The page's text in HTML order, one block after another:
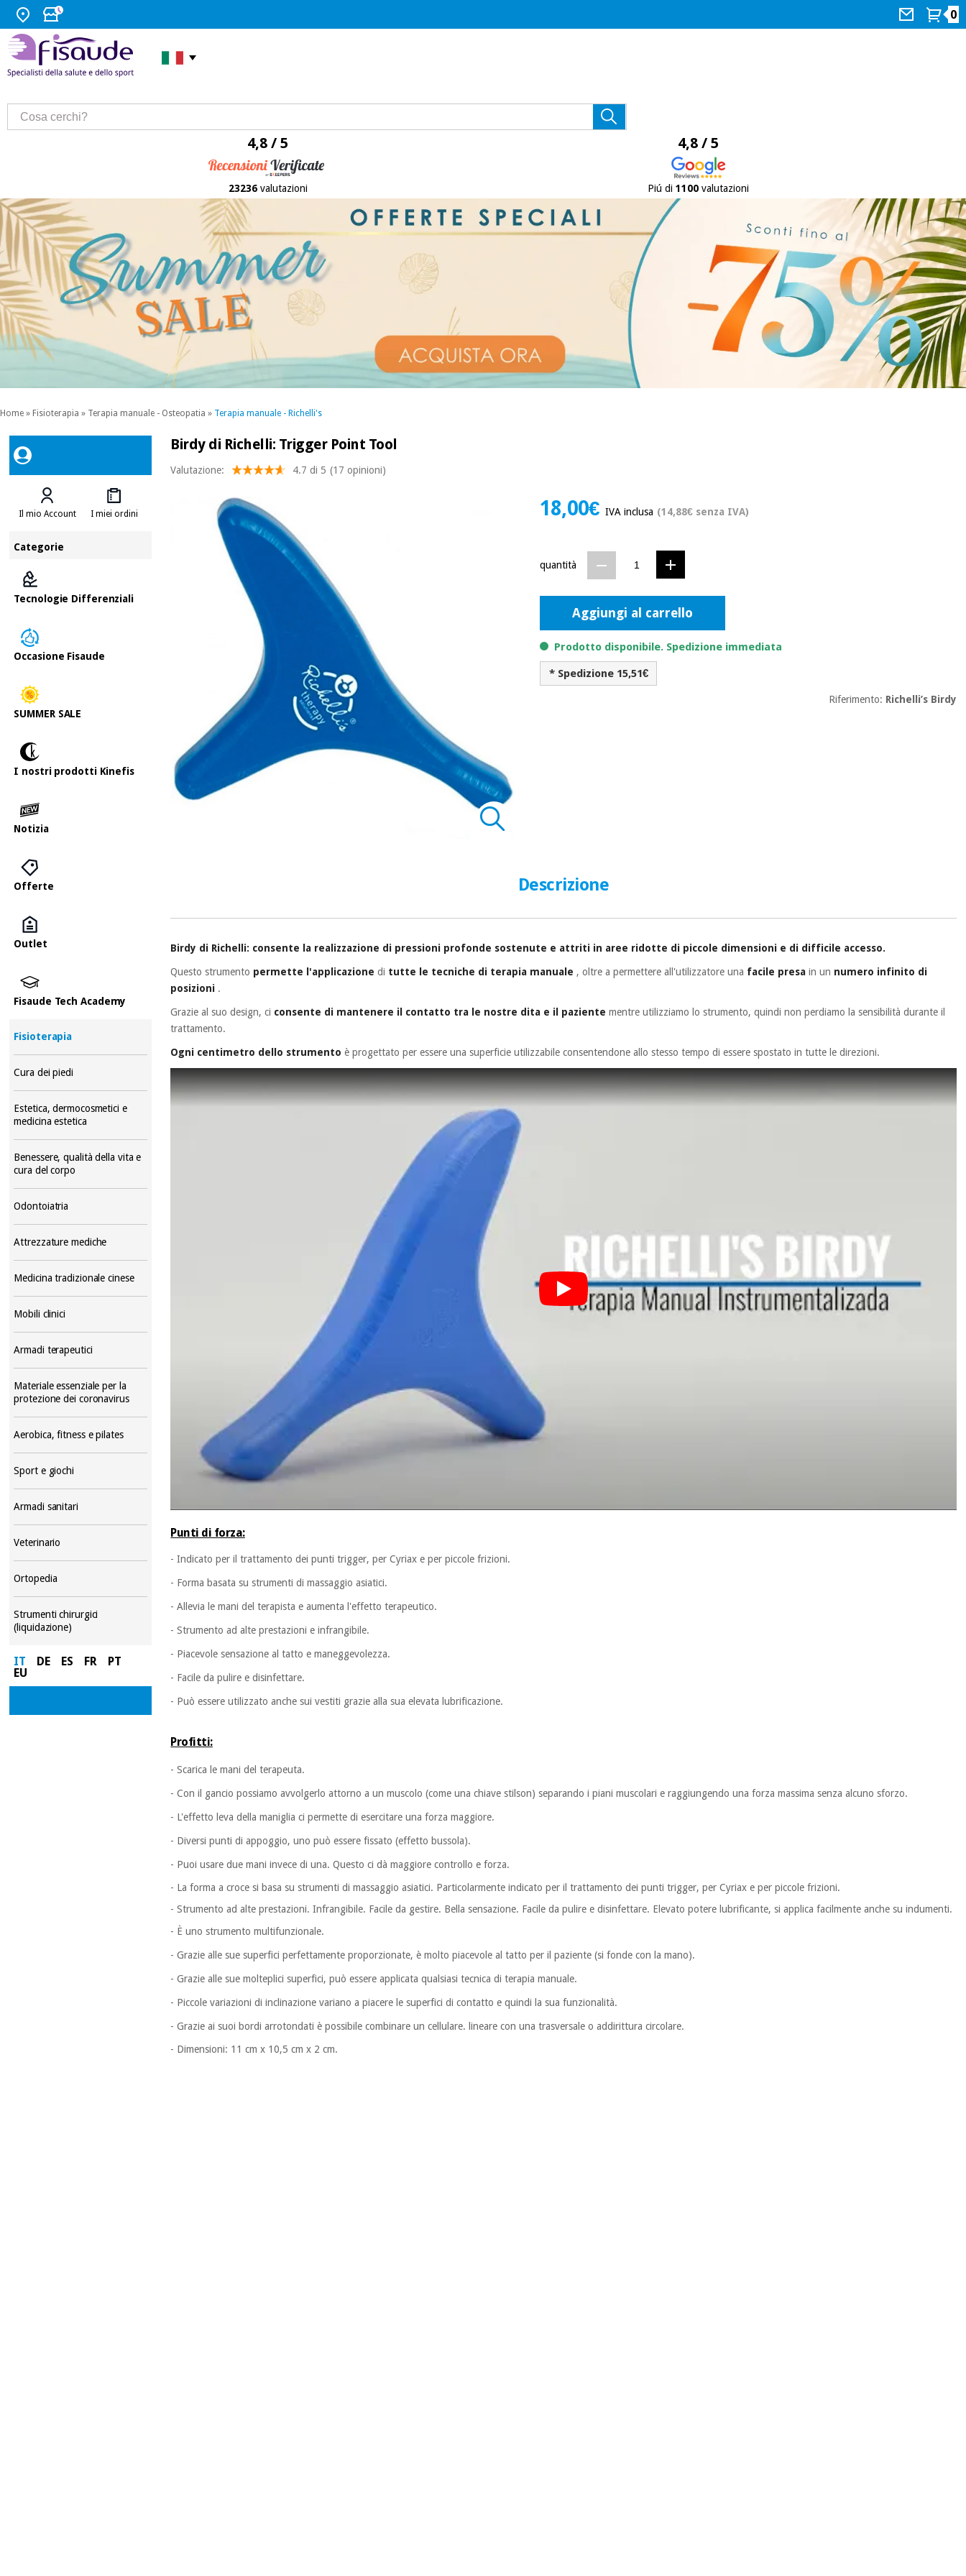
0
4,8 / 5
23236valutazioni
4,8 / 5
Piú di 1100valutazioni
Home » Fisioterapia » Terapia manuale - Osteopatia » Terapia manuale - Richelli's
Il mio Account I miei ordini
Categorie
Tecnologie Differenziali
Occasione Fisaude
SUMMER SALE
I nostri prodotti Kinefis
Notizia
Offerte
Outlet
Fisaude Tech Academy
Fisioterapia
Cura dei piedi
Estetica, dermocosmetici e
medicina estetica
Benessere, qualità della vita e
cura del corpo
Odontoiatria
Attrezzature mediche
Medicina tradizionale cinese
Mobili clinici
Armadi terapeutici
Materiale essenziale per la
protezione dei coronavirus
Aerobica, fitness e pilates
Sport e giochi
Armadi sanitari
Veterinario
Ortopedia
Strumenti chirurgici
(liquidazione)
IT DE ES FR
PT
EU
Birdy di Richelli: Trigger Point Tool
Valutazione: 4.7 di 5 (17 opinioni)
18,00€IVA inclusa (14,88€ senza IVA)
quantità
Aggiungi al carrello
Prodotto disponibile. Spedizione immediata
* Spedizione 15,51€
Riferimento: Richelli’s Birdy
Descrizione
Birdy di Richelli: consente la realizzazione di pressioni profonde sostenute e attriti in aree ridotte di piccole dimensioni e di difficile accesso.
Questo strumento permette l'applicazione di tutte le tecniche di terapia manuale , oltre a permettere all'utilizzatore una facile presa in un numero infinito di
posizioni .
Grazie al suo design, ci consente di mantenere il contatto tra le nostre dita e il paziente mentre utilizziamo lo strumento, quindi non perdiamo la sensibilità durante il
trattamento.
Ogni centimetro dello strumento è progettato per essere una superficie utilizzabile consentendone allo stesso tempo di essere spostato in tutte le direzioni.
Punti di forza:
- Indicato per il trattamento dei punti trigger, per Cyriax e per piccole frizioni.
- Forma basata su strumenti di massaggio asiatici.
- Allevia le mani del terapista e aumenta l'effetto terapeutico.
- Strumento ad alte prestazioni e infrangibile.
- Piacevole sensazione al tatto e maneggevolezza.
- Facile da pulire e disinfettare.
- Può essere utilizzato anche sui vestiti grazie alla sua elevata lubrificazione.
Profitti:
- Scarica le mani del terapeuta.
- Con il gancio possiamo avvolgerlo attorno a un muscolo (come una chiave stilson) separando i piani muscolari e raggiungendo una forza massima senza alcuno sforzo.
- L'effetto leva della maniglia ci permette di esercitare una forza maggiore.
- Diversi punti di appoggio, uno può essere fissato (effetto bussola).
- Puoi usare due mani invece di una. Questo ci dà maggiore controllo e forza.
- La forma a croce si basa su strumenti di massaggio asiatici. Particolarmente indicato per il trattamento dei punti trigger, per Cyriax e per piccole frizioni.
- Strumento ad alte prestazioni. Infrangibile. Facile da gestire. Bella sensazione. Facile da pulire e disinfettare. Elevato potere lubrificante, si applica facilmente anche su indumenti.
- È uno strumento multifunzionale.
- Grazie alle sue superfici perfettamente proporzionate, è molto piacevole al tatto per il paziente (si fonde con la mano).
- Grazie alle sue molteplici superfici, può essere applicata qualsiasi tecnica di terapia manuale.
- Piccole variazioni di inclinazione variano a piacere le superfici di contatto e quindi la sua funzionalità.
- Grazie ai suoi bordi arrotondati è possibile combinare un cellulare. lineare con una trasversale o addirittura circolare.
- Dimensioni: 11 cm x 10,5 cm x 2 cm.